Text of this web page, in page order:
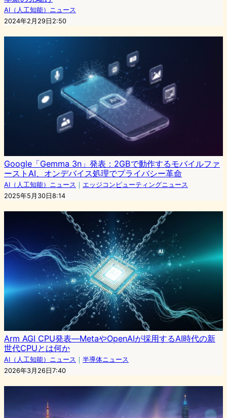
AI（人工知能）ニュース
2024年2月29日2:50
Google「Gemma 3n」発表：2GBで動作するモバイルファ
ーストAI、オンデバイス処理でプライバシー革命
AI（人工知能）ニュース ｜ エッジコンピューティングニュース
2025年5月30日8:14
Arm AGI CPU発表—MetaやOpenAIが採用するAI時代の新
世代CPUとは何か
AI（人工知能）ニュース ｜ 半導体ニュース
2026年3月26日7:40